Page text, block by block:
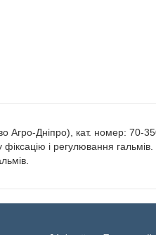
Агро-Дніпро), кат. номер: 70-
фіксацію і регулювання